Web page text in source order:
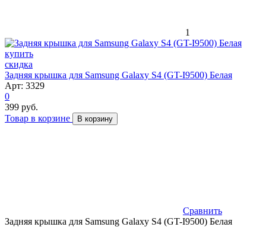
1
скидка
Задняя крышка для Samsung Galaxy S4 (GT-I9500) Белая
Арт: 3329
0
399 руб.
Товар в корзине
В корзину
Сравнить
Задняя крышка для Samsung Galaxy S4 (GT-I9500) Белая